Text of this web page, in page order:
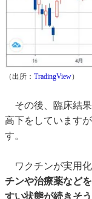
（出所： TradingView）
その後、臨床結
高下をしています
す。
ワクチンが実用化
チンや治療薬など
すい状態が続きそう